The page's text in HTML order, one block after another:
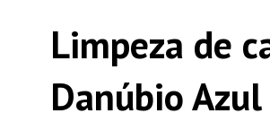
Limpeza de
Danúbio Azul